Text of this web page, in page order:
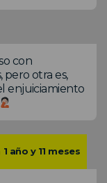
con
otra es,
enjuiciamiento
año y 11 meses